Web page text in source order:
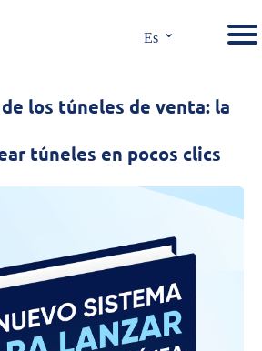
Es ⌄
los túneles de venta: la
túneles en pocos clics